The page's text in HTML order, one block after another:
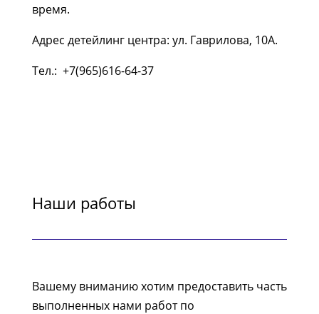
время.
Адрес детейлинг центра: ул. Гаврилова, 10А.
Тел.: +7(965)616-64-37
Наши работы
Вашему вниманию хотим предоставить часть
выполненных нами работ по